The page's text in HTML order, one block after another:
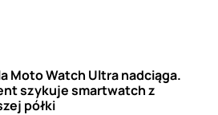
Moto Watch Ultra nadciąga.
szykuje smartwatch z
półki